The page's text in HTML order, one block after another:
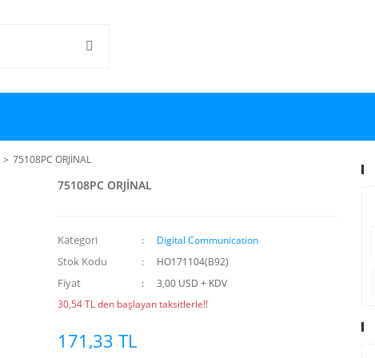
75108PC ORJİNAL
75108PC ORJİNAL
Kategori Digital Communication
Stok Kodu HO171104(B92)
Fiyat
3,00 USD + KDV
30,54 TL den başlayan taksitlerle!!
171,33 TL